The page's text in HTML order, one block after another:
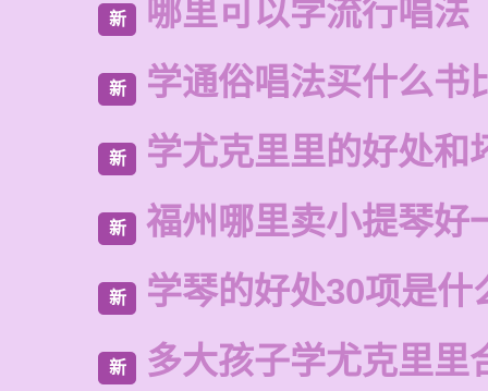
新 哪里可以学流行唱法
新 学通俗唱法买什么书
新 学尤克里里的好处和
新 福州哪里卖小提琴好
新 学琴的好处30项是什
新 多大孩子学尤克里里